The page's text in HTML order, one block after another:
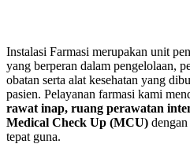
Instalasi Farmasi merupakan unit
yang berperan dalam pengelolaan,
obatan serta alat kesehatan yang
pasien. Pelayanan farmasi kami
rawat inap, ruang perawatan
Medical Check Up (MCU)
tepat guna.